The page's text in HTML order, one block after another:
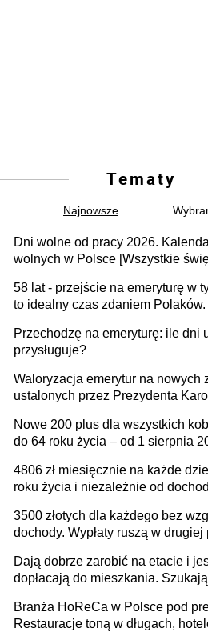
Tematy
Najnowsze
Dni wolne od pracy 2026.
wolnych w Polsce [Wszystkie
58 lat - przejście na emeryturę w
to idealny czas zdaniem
dlaczego?
Przechodzę na emeryturę: ile dni
przysługuje?
Waloryzacja emerytur na nowych
ustalonych przez Prezydenta
również kwotowa podwyżka
Nowe 200 plus dla wszystkich
do 64 roku życia – od 1 sierpnia
programu rządowego
4806 zł miesięcznie na każde
roku życia i niezależnie od
ma odwrócić trend spadku liczby
Polsce
3500 złotych dla każdego bez
dochody. Wypłaty ruszą w drugiej
Dają dobrze zarobić na etacie i
dopłacają do mieszkania.
Branża HoReCa w Polsce pod
Restauracje toną w długach,